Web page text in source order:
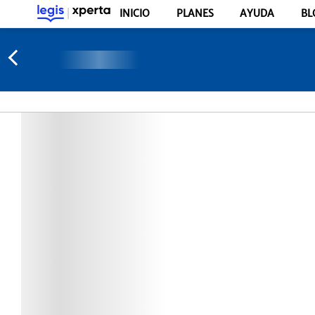
INICIO PLANES AYUDA